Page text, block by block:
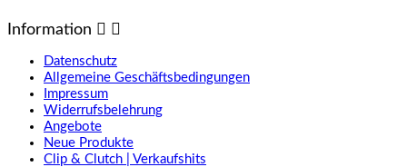
Information
Datenschutz
Allgemeine Geschäftsbedingungen
Impressum
Widerrufsbelehrung
Angebote
Neue Produkte
Clip & Clutch | Verkaufshits